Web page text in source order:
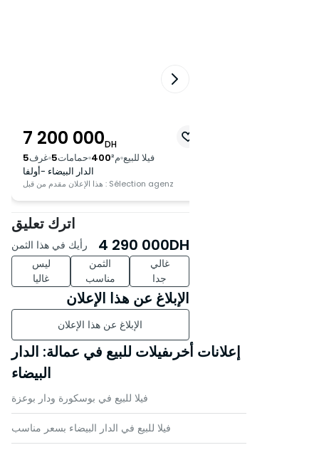
7 200 000DH
5غرف 5حمامات 400 م² فيلا للبيع
الدار البيضاء -أولفا
هذا الإعلان مقدم من قبل : Sélection agenz
اترك تعليق
رأيك في هذا الثمن 4 290 000DH
ليس
غاليا
الثمن
مناسب
غالي
جدا
الإبلاغ عن هذا الإعلان
الإبلاغ عن هذا الإعلان
إعلانات أخرىفيلات للبيع في عمالة: الدار
البيضاء
فيلا للبيع في بوسكورة ودار بوعزة
فيلا للبيع في الدار البيضاء بسعر مناسب